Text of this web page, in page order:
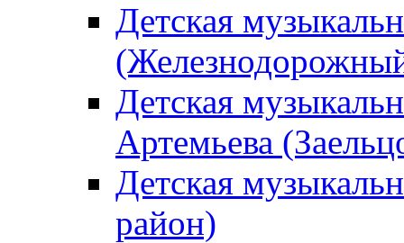
Детская
Детская
Артемьева
Детская
район)